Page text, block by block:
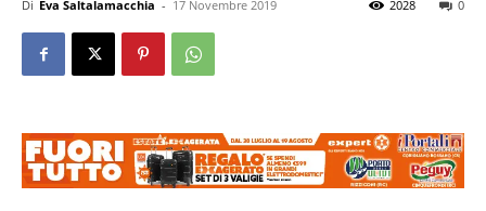
Di Eva Saltalamacchia - 17 Novembre 2019 0
2028